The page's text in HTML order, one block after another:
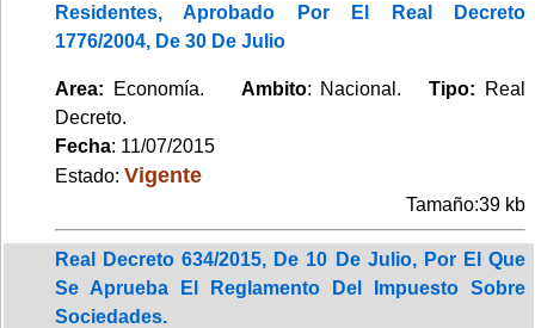
Residentes, Aprobado Por El Real Decreto
1776/2004, De 30 De Julio
Area: Economía. Ambito: Nacional.Tipo:
Real
Decreto.
Fecha: 11/07/2015
Estado: Vigente
Tamaño:39 kb
Real Decreto 634/2015, De 10 De Julio, Por El Que
Se Aprueba El Reglamento Del Impuesto Sobre
Sociedades.